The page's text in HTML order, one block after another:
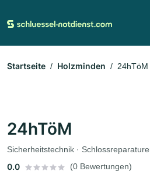
Startseite Holzminden 24hTöM
24hTöM
Sicherheitstechnik ·
0.0 (0 Bewertungen)